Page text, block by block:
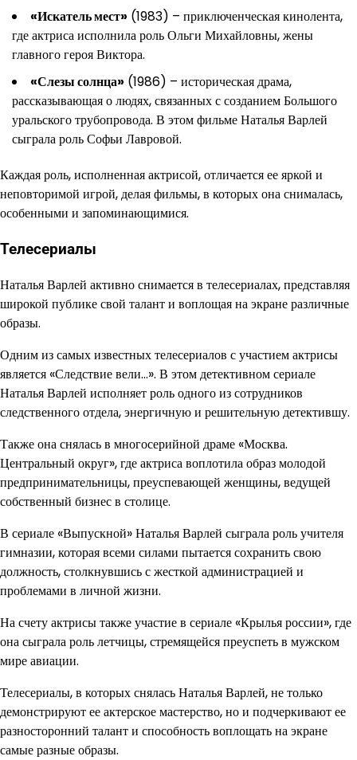
«Искатель мест» (1983) – приключенческая кинолента,
где актриса исполнила роль Ольги Михайловны, жены
главного героя Виктора.
«Слезы солнца» (1986) – историческая драма,
рассказывающая о людях, связанных с созданием Большого
уральского трубопровода. В этом фильме Наталья Варлей
сыграла роль Софьи Лавровой.
Каждая роль, исполненная актрисой, отличается ее яркой и
неповторимой игрой, делая фильмы, в которых она снималась,
особенными и запоминающимися.
Телесериалы
Наталья Варлей активно снимается в телесериалах, представляя
широкой публике свой талант и воплощая на экране различные
образы.
Одним из самых известных телесериалов с участием актрисы
является «Следствие вели…». В этом детективном сериале
Наталья Варлей исполняет роль одного из сотрудников
следственного отдела, энергичную и решительную детектившу.
Также она снялась в многосерийной драме «Москва.
Центральный округ», где актриса воплотила образ молодой
предпринимательницы, преуспевающей женщины, ведущей
собственный бизнес в столице.
В сериале «Выпускной» Наталья Варлей сыграла роль учителя
гимназии, которая всеми силами пытается сохранить свою
должность, столкнувшись с жесткой администрацией и
проблемами в личной жизни.
На счету актрисы также участие в сериале «Крылья россии», где
она сыграла роль летчицы, стремящейся преуспеть в мужском
мире авиации.
Телесериалы, в которых снялась Наталья Варлей, не только
демонстрируют ее актерское мастерство, но и подчеркивают ее
разносторонний талант и способность воплощать на экране
самые разные образы.